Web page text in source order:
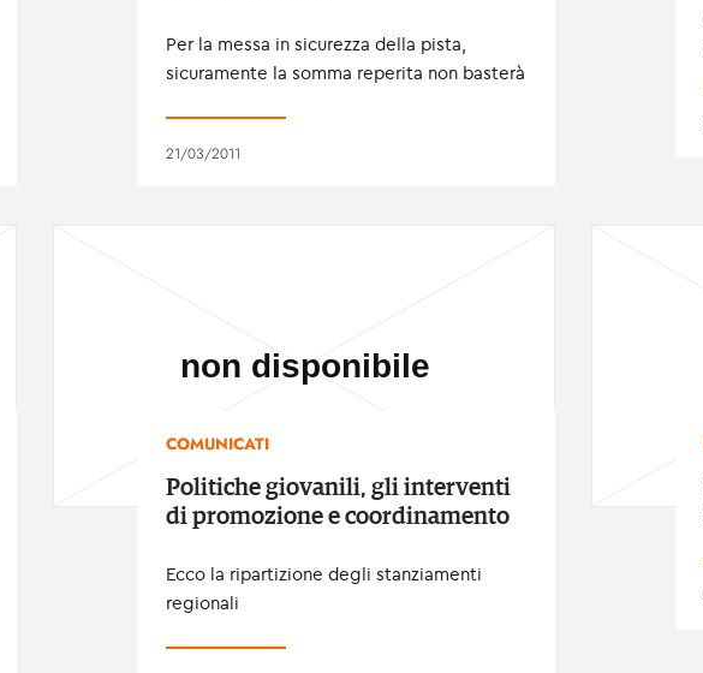
Per la messa in sicurezza della pista,
sicuramente la somma reperita non basterà
21/03/2011
COMUNICATI
Politiche giovanili, gli interventi
di promozione e coordinamento
Ecco la ripartizione degli stanziamenti
regionali